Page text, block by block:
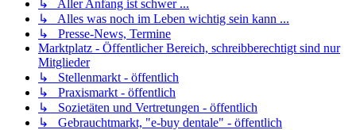
↳ Aller Anfang ist schwer ...
↳ Alles was noch im Leben wichtig sein kann ...
↳ Presse-News, Termine
Marktplatz - Öffentlicher Bereich, schreibberechtigt sind nur
Mitglieder
↳ Stellenmarkt - öffentlich
↳ Praxismarkt - öffentlich
↳ Sozietäten und Vertretungen - öffentlich
↳ Gebrauchtmarkt, "e-buy dentale" - öffentlich